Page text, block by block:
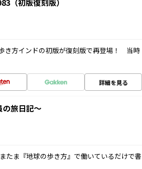
（初版復刻版）
き方インドの初版が復刻版で再登場！ 当時
詳細を見る
の旅日記～
たま『地球の歩き方』で働いているだけで書